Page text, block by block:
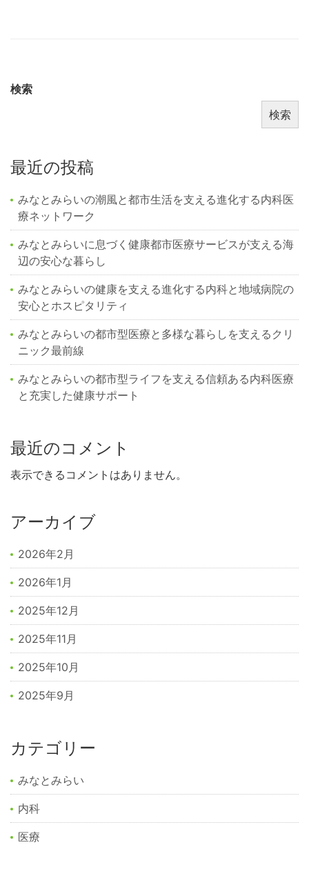
検索
検索
最近の投稿
みなとみらいの潮風と都市生活を支える進化する内科医
療ネットワーク
みなとみらいに息づく健康都市医療サービスが支える海
辺の安心な暮らし
みなとみらいの健康を支える進化する内科と地域病院の
安心とホスピタリティ
みなとみらいの都市型医療と多様な暮らしを支えるクリ
ニック最前線
みなとみらいの都市型ライフを支える信頼ある内科医療
と充実した健康サポート
最近のコメント
表示できるコメントはありません。
アーカイブ
2026年2月
2026年1月
2025年12月
2025年11月
2025年10月
2025年9月
カテゴリー
みなとみらい
内科
医療